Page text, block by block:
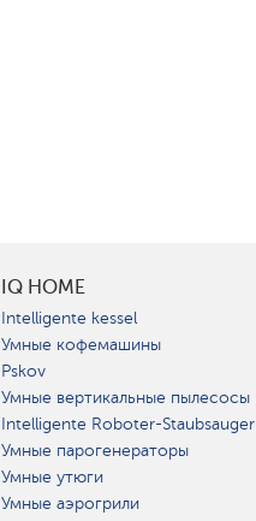
IQ HOME
Intelligente kessel
Умные кофемашины
Pskov
Умные вертикальные пылесосы
Intelligente Roboter-Staubsauger
Умные парогенераторы
Умные утюги
Умные аэрогрили